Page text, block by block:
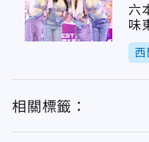
六
味
西
相關標籤：